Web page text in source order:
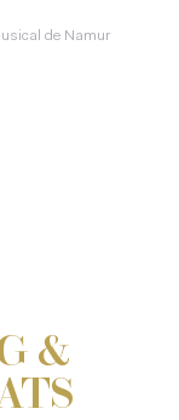
de Namur
&